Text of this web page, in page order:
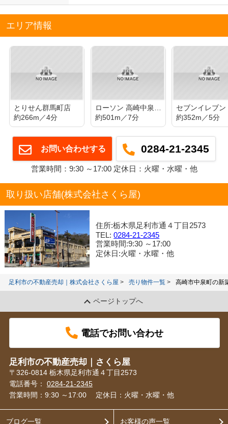
エリア情報
とりせん群馬町店
約266m／4分
ローソン 高崎中泉町店
約501m／7分
約352m／5分
お問い合わせする 0284-21-2345
営業時間：9:30 ～17:00 定休日：火曜・水曜・他
取り扱い店舗(株式会社さくら屋)
住所:栃木県足利市通４丁目2573
TEL:0284-21-2345
営業時間:9:30 ～17:00
定休日:火曜・水曜・他
足利市の不動産売却｜株式会社さくら屋 売り物件一覧 高崎市中泉町の新
ページトップへ
電話でお問い合わせ
足利市の不動産売却｜さくら屋
〒326-0814 栃木県足利市通４丁目2573
電話番号： 0284-21-2345
営業時間：9:30 ～17:00
定休日：火曜・水曜・他
ブログ一覧 お客様の声一覧